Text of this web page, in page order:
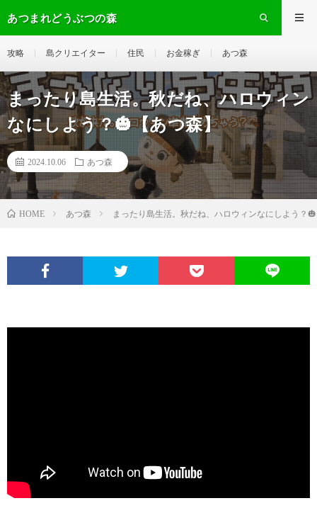
あつまれどうぶつの森
攻略 島クリエイター 住民 お金稼ぎ あつ森
まったり島生活。秋だね、ハロウィン
なにしよう？🎃【あつ森】
2024.10.06 あつ森
HOME あつ森 まったり島生活。秋だね、ハロウィンなにしよう？